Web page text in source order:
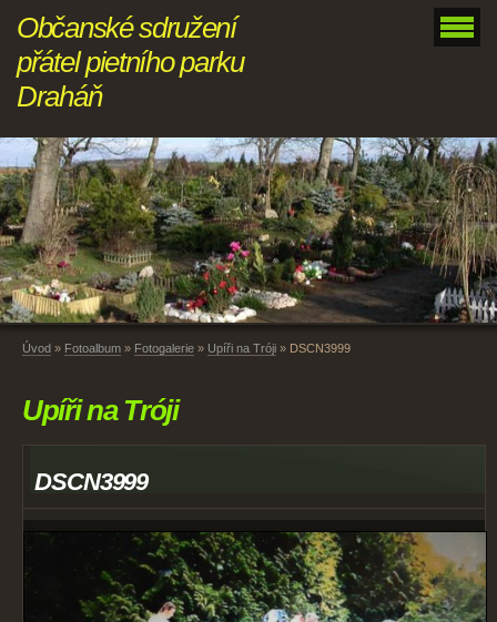
Občanské sdružení
přátel pietního parku
Draháň
Úvod » Fotoalbum » Fotogalerie » Upíři na Tróji » DSCN3999
Upíři na Tróji
DSCN3999